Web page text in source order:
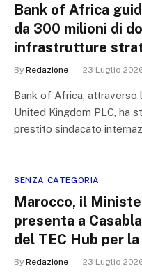
Bank of Africa
da 300 milioni di
infrastrutture
By Redazione 23 Luglio
Bank of Africa,
United Kingdom PLC, ha
prestito sindacato
SENZA CATEGORIA
Marocco, il
presenta a
del TEC Hub per
By Redazione 23 Luglio